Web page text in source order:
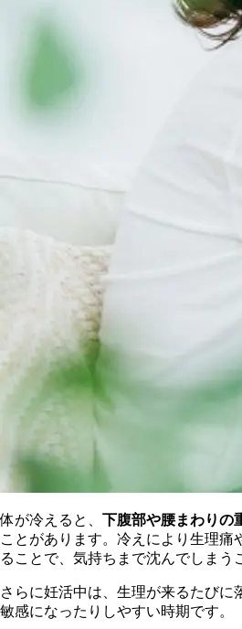
体が冷えると、 下腹部や腰まわりの
ことがあります。冷えにより生理痛
ることで、気持ちまで沈んでしまう
さらに妊活中は、生理が来るたびに
敏感になったりしやすい時期です。